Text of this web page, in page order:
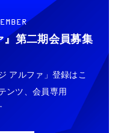
第二期会員募集
アルファ」登録はこ
ンツ、会員専用